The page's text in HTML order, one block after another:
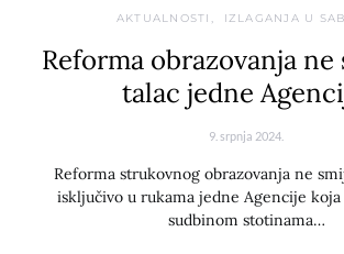
AKTUALNOSTI IZLAGANJA U
Reforma obrazovanja
talac jedne
9. srpnja 2024.
Reforma strukovnog obrazovanja ne
isključivo u rukama jedne Agencije
sudbinom stotinama…